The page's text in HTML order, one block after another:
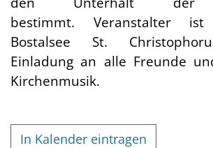
bestimmt. Veranstalter
Bostalsee St.
Einladung an alle Freunde
Kirchenmusik.
In Kalender eintragen